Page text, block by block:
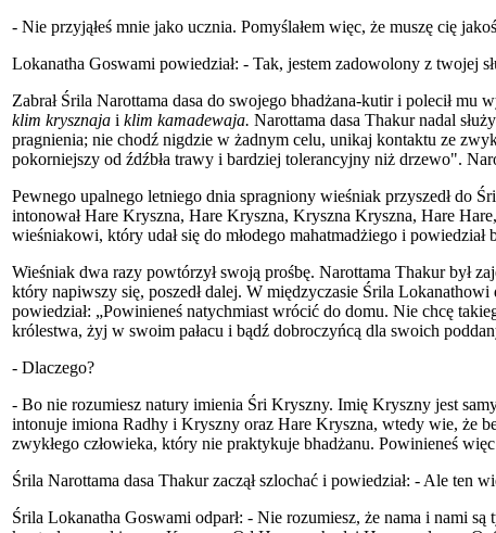
- Nie przyjąłeś mnie jako ucznia. Pomyślałem więc, że muszę cię
Lokanatha Goswami powiedział: - Tak, jestem zadowolony z twojej
Zabrał Śrila Narottama dasa do swojego bhadżana-kutir i polecił mu
klim krysznaja i klim kamadewaja. Narottama dasa Thakur nadal
pragnienia; nie chodź nigdzie w żadnym celu, unikaj kontaktu ze
pokorniejszy od źdźbła trawy i bardziej tolerancyjny niż drzewo".
Pewnego upalnego letniego dnia spragniony wieśniak przyszedł do
intonował Hare Kryszna, Hare Kryszna, Kryszna Kryszna, Hare
wieśniakowi, który udał się do młodego mahatmadżiego i
Wieśniak dwa razy powtórzył swoją prośbę. Narottama Thakur był
który napiwszy się, poszedł dalej. W międzyczasie Śrila Lokanathowi
powiedział: „Powinieneś natychmiast wrócić do domu. Nie chcę
królestwa, żyj w swoim pałacu i bądź dobroczyńcą dla swoich
- Dlaczego?
- Bo nie rozumiesz natury imienia Śri Kryszny. Imię Kryszny jest
intonuje imiona Radhy i Kryszny oraz Hare Kryszna, wtedy wie, że
zwykłego człowieka, który nie praktykuje bhadżanu. Powinieneś
Śrila Narottama dasa Thakur zaczął szlochać i powiedział: - Ale ten
Śrila Lokanatha Goswami odparł: - Nie rozumiesz, że nama i nami